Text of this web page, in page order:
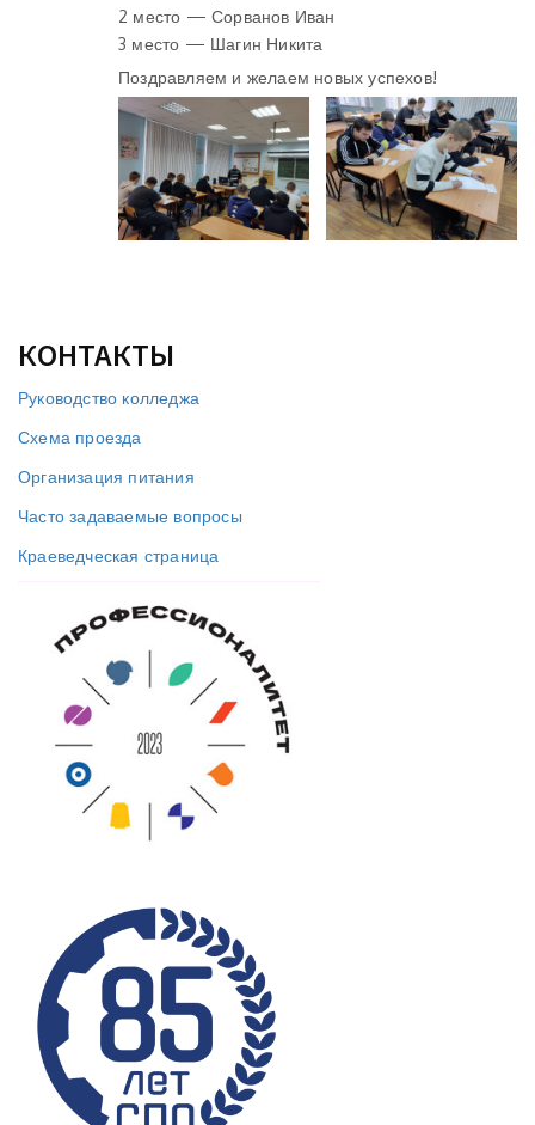
2 место — Сорванов Иван
3 место — Шагин Никита
Поздравляем и желаем новых успехов!
КОНТАКТЫ
Руководство колледжа
Схема проезда
Организация питания
Часто задаваемые вопросы
Краеведческая страница